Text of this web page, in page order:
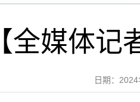
【全媒体
日期：